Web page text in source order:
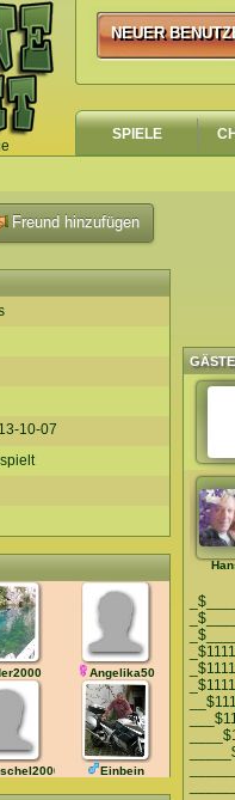
NEUER
NEUER
SPIELE
Freund hinzufügen
10-07
Angelika50
Einbein